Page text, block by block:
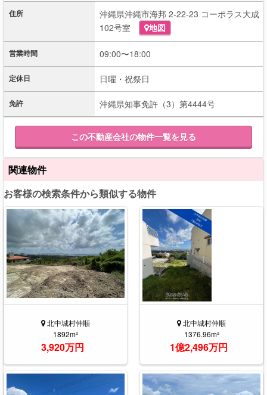
住所
沖縄県沖縄市海邦 2-22-23 コーポラス大成
102号室
地図
営業時間 09:00〜18:00
定休日 日曜・祝祭日
免許 沖縄県知事免許（3）第4444号
この不動産会社の物件一覧を見る
関連物件
お客様の検索条件から類似する物件
北中城村仲順
1892m²
3,920万円
北中城村仲順
1376.96m²
1億2,496万円